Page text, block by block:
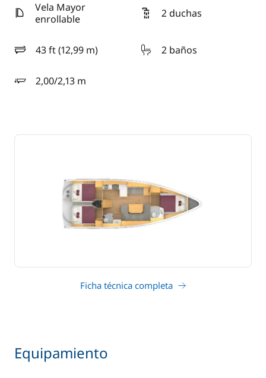
Vela Mayor
enrollable
2 duchas
43 ft (12,99 m)
eslora 2 baños
2,00/2,13 m
calado
Ficha técnica completa
Equipamiento